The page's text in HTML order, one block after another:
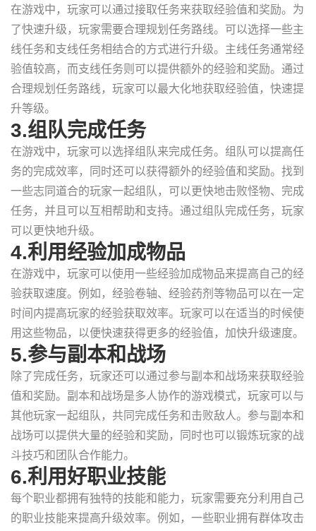
在游戏中，玩家可以通过接取任务来获取经验值和奖励。为
了快速升级，玩家需要合理规划任务路线。可以选择一些主
线任务和支线任务相结合的方式进行升级。主线任务通常经
验值较高，而支线任务则可以提供额外的经验和奖励。通过
合理规划任务路线，玩家可以最大化地获取经验值，快速提
升等级。
3.组队完成任务
在游戏中，玩家可以选择组队来完成任务。组队可以提高任
务的完成效率，同时还可以获得额外的经验值和奖励。找到
一些志同道合的玩家一起组队，可以更快地击败怪物、完成
任务，并且可以互相帮助和支持。通过组队完成任务，玩家
可以更快地升级。
4.利用经验加成物品
在游戏中，玩家可以使用一些经验加成物品来提高自己的经
验获取速度。例如，经验卷轴、经验药剂等物品可以在一定
时间内提高玩家的经验获取效率。玩家可以在适当的时候使
用这些物品，以便快速获得更多的经验值，加快升级速度。
5.参与副本和战场
除了完成任务，玩家还可以通过参与副本和战场来获取经验
值和奖励。副本和战场是多人协作的游戏模式，玩家可以与
其他玩家一起组队，共同完成任务和击败敌人。参与副本和
战场可以提供大量的经验和奖励，同时也可以锻炼玩家的战
斗技巧和团队合作能力。
6.利用好职业技能
每个职业都拥有独特的技能和能力，玩家需要充分利用自己
的职业技能来提高升级效率。例如，一些职业拥有群体攻击